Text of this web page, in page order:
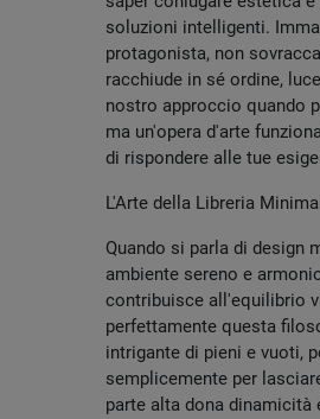
soluzioni intelligenti.
protagonista, non
racchiude in sé ordine,
nostro approccio quando
ma un'opera d'arte
di rispondere alle tue
L'Arte della Libreria
Quando si parla di design
ambiente sereno e
contribuisce all'equilibrio
perfettamente questa
intrigante di pieni e vuoti,
semplicemente per
parte alta dona dinamicità